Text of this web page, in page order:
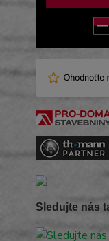
Sledujte nás